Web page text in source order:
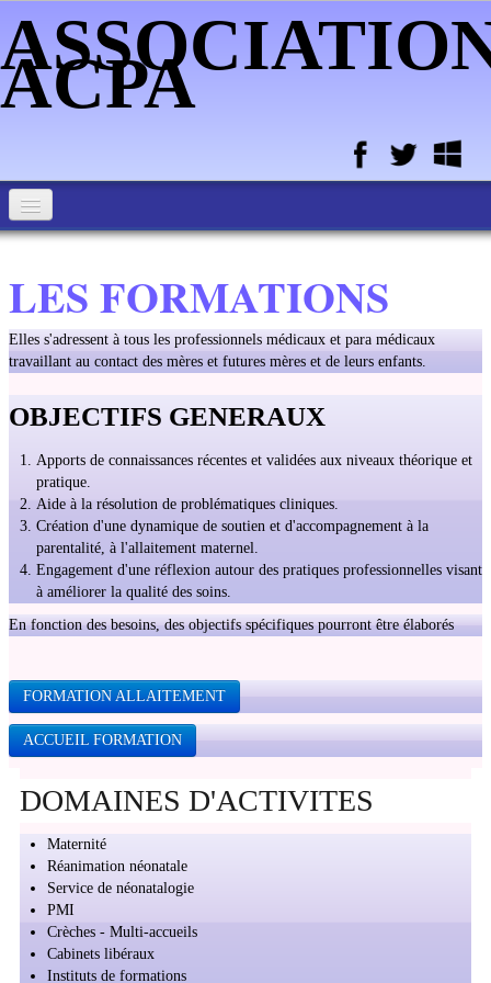
ACPA
ACCUEIL ASSOCIATION ACPA
MEMBRES DE L'ASSOCIATION
ALIMENTATION DU NOUVEAU-NE ET DE L'ENFANT
PORTAGE - MASSAGE - SOMMEIL - BAIN ENVELOPPE - DU
BIO ENERGIE ACMOS - MASSAGES ENERGETIQUES -
DEPROGRAMMATION DES SENSIBILITES LUMEN CARE -
C.BOITE
MASSAGES ENERGETIQUES ET MASSAGES RELAXATION -
GUY WAWSZCZYK
ACROYOGA / CIRQUE
VIDEOS
LIENS FAVORIS
FORMATION
LES FORMATIONS
Elles s'adressent à tous les professionnels médicaux et para médicaux
travaillant au contact des mères et futures mères et de leurs enfants.
OBJECTIFS GENERAUX
Apports de connaissances récentes et validées aux niveaux théorique et
pratique.
Aide à la résolution de problématiques cliniques.
Création d'une dynamique de soutien et d'accompagnement à la
parentalité, à l'allaitement maternel.
Engagement d'une réflexion autour des pratiques professionnelles visant
à améliorer la qualité des soins.
En fonction des besoins, des objectifs spécifiques pourront être élaborés
FORMATION ALLAITEMENT
ACCUEIL FORMATION
DOMAINES D'ACTIVITES
Maternité
Réanimation néonatale
Service de néonatalogie
PMI
Crèches - Multi-accueils
Cabinets libéraux
Instituts de formations